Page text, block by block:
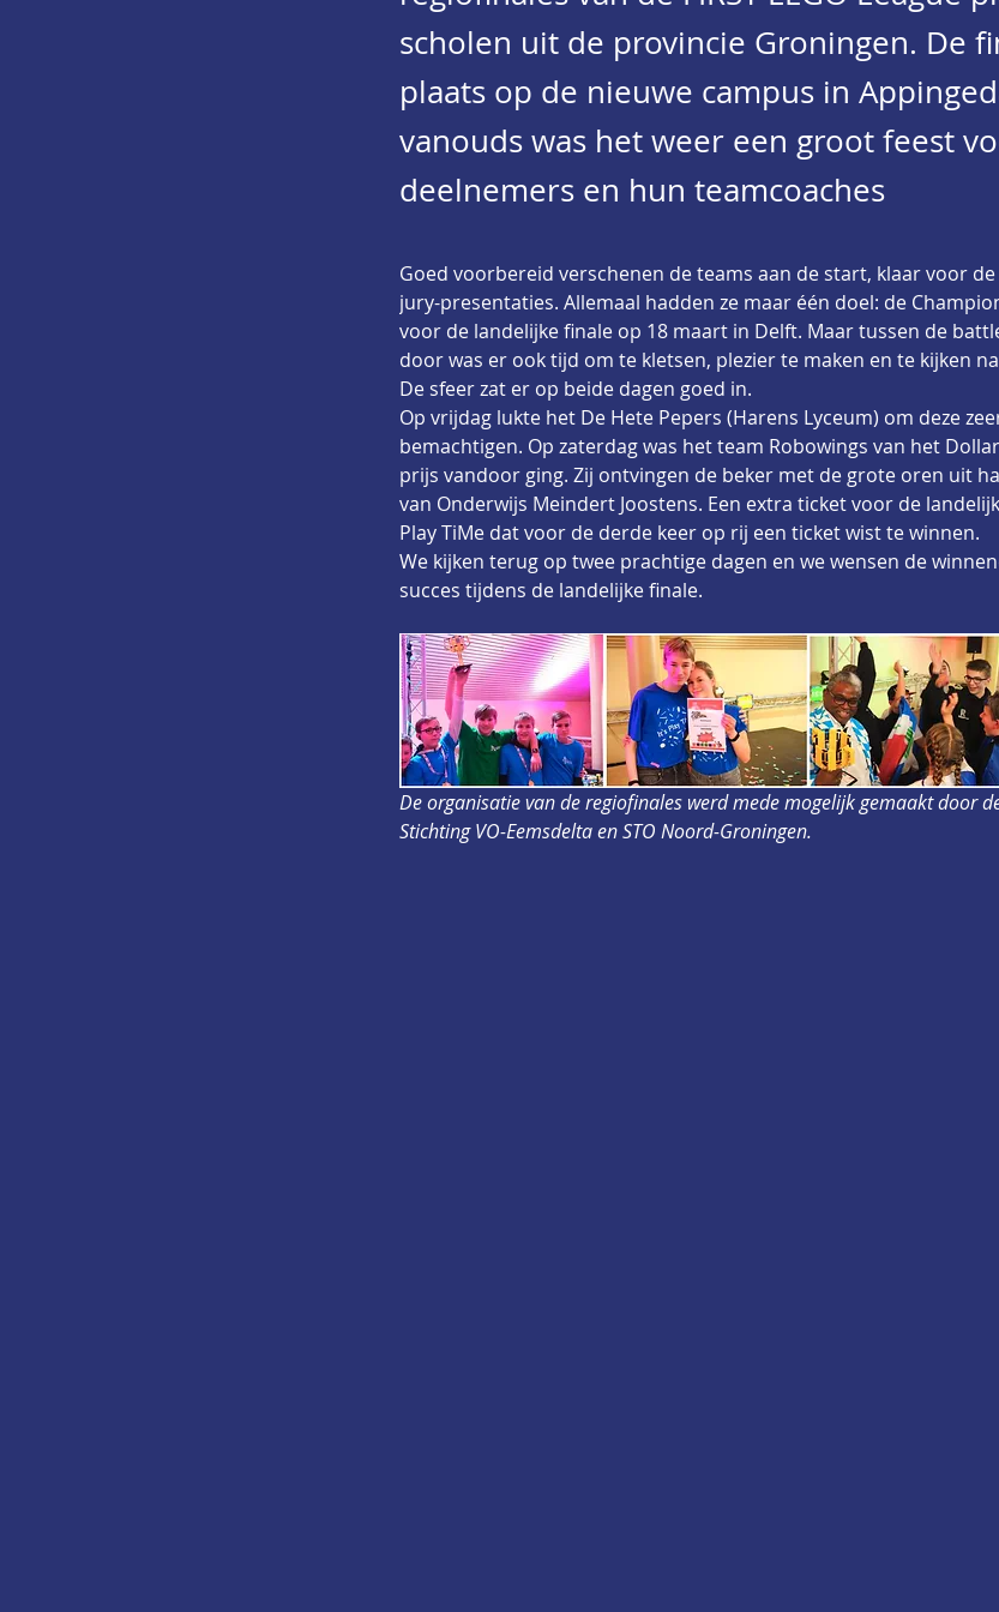
scholen uit de provincie Groningen. De
plaats op de nieuwe campus in
vanouds was het weer een groot feest
deelnemers en hun teamcoaches
Goed voorbereid verschenen de teams aan de start, klaar voor
jury-presentaties. Allemaal hadden ze maar één doel: de
voor de landelijke finale op 18 maart in Delft. Maar tussen de
door was er ook tijd om te kletsen, plezier te maken en te kijken
De sfeer zat er op beide dagen goed in.
Op vrijdag lukte het De Hete Pepers (Harens Lyceum) om deze
bemachtigen. Op zaterdag was het team Robowings van het
prijs vandoor ging. Zij ontvingen de beker met de grote oren uit
van Onderwijs Meindert Joostens. Een extra ticket voor de
Play TiMe dat voor de derde keer op rij een ticket wist te winnen.
We kijken terug op twee prachtige dagen en we wensen de
succes tijdens de landelijke finale.
De organisatie van de regiofinales werd mede mogelijk gemaakt door
Stichting VO-Eemsdelta en STO Noord-Groningen.